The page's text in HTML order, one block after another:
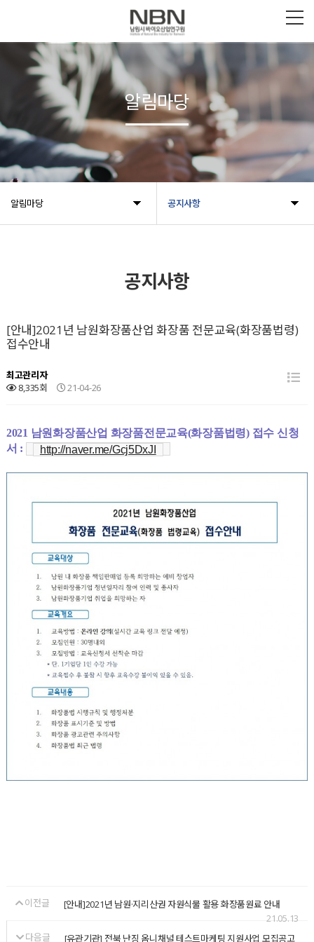
알림마당 공지사항
알림마당
공지사항
[안내]2021년 남원화장품산업 화장품 전문교육(화장품법령)
접수안내
최고관리자
8,335회
21-04-26
2021 남원화장품산업 화장품전문교육(화장품법령) 접수 신청
서 :
http://naver.me/Gcj5DxJI
이전글
[안내]2021년 남원·지리산권 자원식물 활용 화장품원료 안내
21.05.13
다음글
[유관기관] 전북 난징 옴니채널 테스트마케팅 지원사업 모집공고